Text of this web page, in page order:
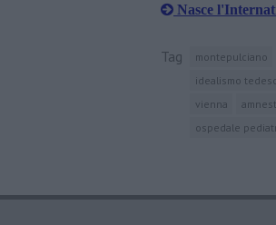
Nasce
Tag montepulciano
idealismo
vienna
ospedale